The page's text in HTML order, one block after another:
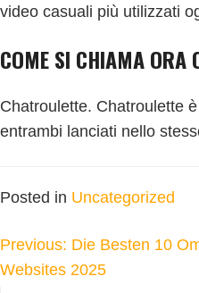
video casuali più utilizzati
COME SI CHIAMA ORA
Chatroulette. Chatroulette
entrambi lanciati nello
Posted in Uncategorized
POST
NAVIGATION
Previous: Die Besten 10
Websites 2025